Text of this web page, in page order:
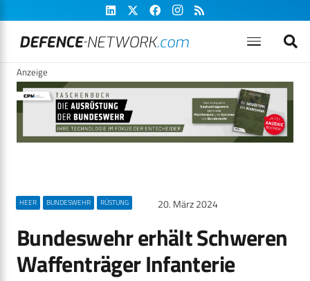
Anzeige
HEER BUNDESWEHR RÜSTUNG 20. März 2024
Bundeswehr erhält Schweren
Waffenträger Infanterie